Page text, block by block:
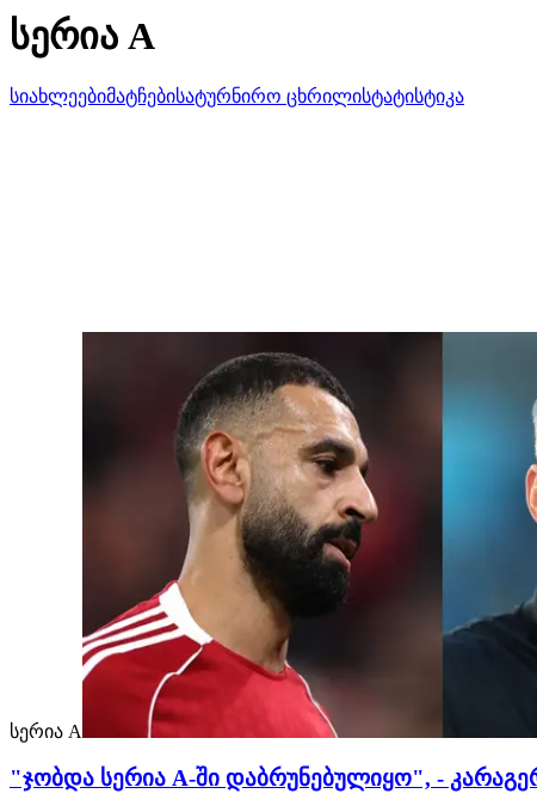
სერია A
სიახლეებიმატჩებისატურნირო ცხრილისტატისტიკა
სერია A
"ჯობდა სერია A-ში დაბრუნებულიყო", -